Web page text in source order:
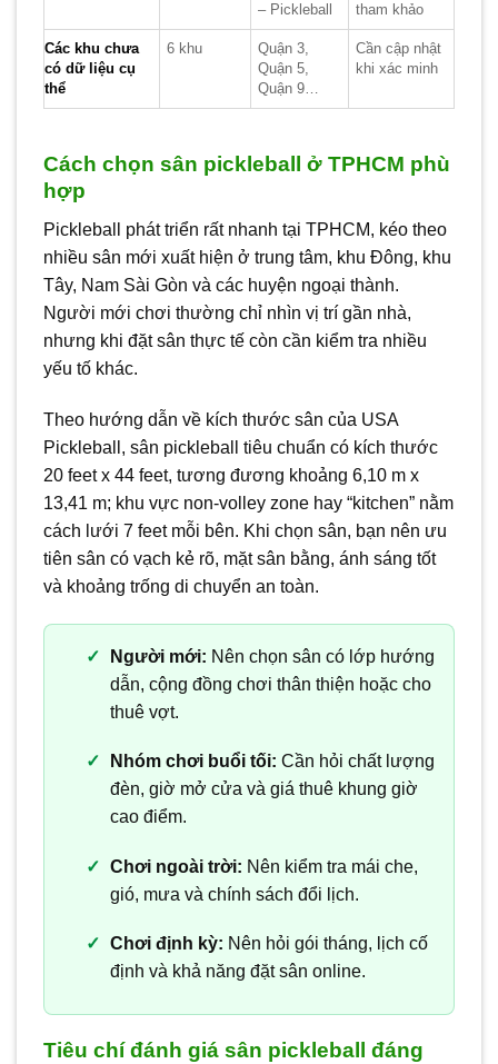
– Pickleball
tham khảo
Các khu chưa
có dữ liệu cụ
thể
6 khu
Quận 3,
Quận 5,
Quận 9…
Cần cập nhật
khi xác minh
Cách chọn sân pickleball ở TPHCM phù
hợp
Pickleball phát triển rất nhanh tại TPHCM, kéo theo
nhiều sân mới xuất hiện ở trung tâm, khu Đông, khu
Tây, Nam Sài Gòn và các huyện ngoại thành.
Người mới chơi thường chỉ nhìn vị trí gần nhà,
nhưng khi đặt sân thực tế còn cần kiểm tra nhiều
yếu tố khác.
Theo hướng dẫn về kích thước sân của USA
Pickleball, sân pickleball tiêu chuẩn có kích thước
20 feet x 44 feet, tương đương khoảng 6,10 m x
13,41 m; khu vực non-volley zone hay “kitchen” nằm
cách lưới 7 feet mỗi bên. Khi chọn sân, bạn nên ưu
tiên sân có vạch kẻ rõ, mặt sân bằng, ánh sáng tốt
và khoảng trống di chuyển an toàn.
Người mới: Nên chọn sân có lớp hướng
dẫn, cộng đồng chơi thân thiện hoặc cho
thuê vợt.
Nhóm chơi buổi tối: Cần hỏi chất lượng
đèn, giờ mở cửa và giá thuê khung giờ
cao điểm.
Chơi ngoài trời: Nên kiểm tra mái che,
gió, mưa và chính sách đổi lịch.
Chơi định kỳ: Nên hỏi gói tháng, lịch cố
định và khả năng đặt sân online.
Tiêu chí đánh giá sân pickleball đáng